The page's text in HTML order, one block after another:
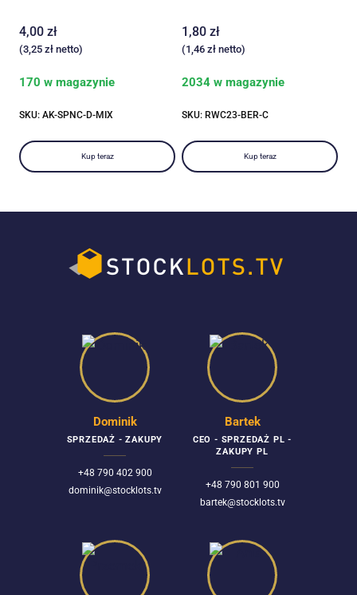
4,00 zł
(3,25 zł netto)
170 w magazynie
SKU: AK-SPNC-D-MIX
Kup teraz
1,80 zł
(1,46 zł netto)
2034 w magazynie
SKU: RWC23-BER-C
Kup teraz
Dominik
SPRZEDAŻ - ZAKUPY
+48 790 402 900
dominik@stocklots.tv
Bartek
CEO - SPRZEDAŻ PL -
ZAKUPY PL
+48 790 801 900
bartek@stocklots.tv